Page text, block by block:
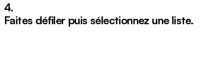
4.
Faites défiler puis sélectionnez une liste.